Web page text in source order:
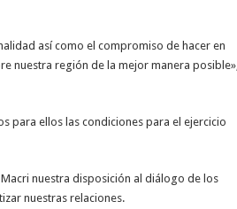
así como el compromiso de hacer en
nuestra región de la mejor manera posible»,
para ellos las condiciones para el ejercicio
nuestra disposición al diálogo de los
nuestras relaciones.